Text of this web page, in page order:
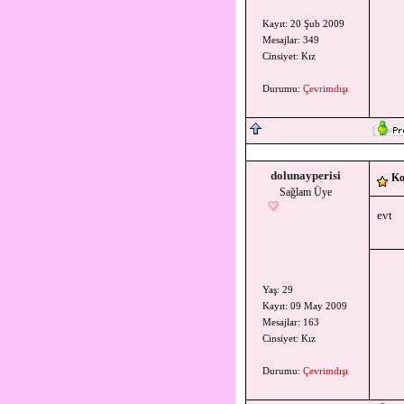
Kayıt: 20 Şub 2009
Mesajlar: 349
Cinsiyet: Kız
Durumu: Çevrimdışı
dolunayperisi
Sağlam Üye
Yaş: 29
Kayıt: 09 May 2009
Mesajlar: 163
Cinsiyet: Kız
Durumu: Çevrimdışı
evt